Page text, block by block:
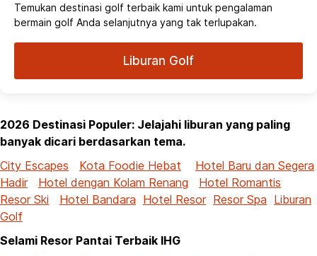
Temukan destinasi golf terbaik kami untuk pengalaman
bermain golf Anda selanjutnya yang tak terlupakan.
Liburan Golf
2026 Destinasi Populer: Jelajahi liburan yang paling
banyak dicari berdasarkan tema.
City Escapes
Kota Foodie Hebat
Hotel Baru dan Segera
Hadir
Hotel dengan Kolam Renang
Hotel Romantis
Resor Ski
Hotel Bandara Hotel Resor Resor Spa Liburan
Golf
Selami Resor Pantai Terbaik IHG